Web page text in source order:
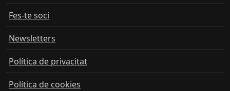
Fes-te soci
Newsletters
Política de privacitat
Política de cookies